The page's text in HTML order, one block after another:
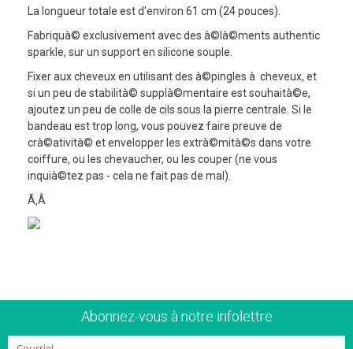
La longueur totale est d'environ 61 cm (24 pouces).
Fabriquà© exclusivement avec des à©là©ments authentic
sparkle, sur un support en silicone souple.
Fixer aux cheveux en utilisant des à©pingles à cheveux, et
si un peu de stabilità© supplà©mentaire est souhaità©e,
ajoutez un peu de colle de cils sous la pierre centrale. Si le
bandeau est trop long, vous pouvez faire preuve de
crà©atività© et envelopper les extrà©mità©s dans votre
coiffure, ou les chevaucher, ou les couper (ne vous
inquià©tez pas - cela ne fait pas de mal).
Ã‚Â
Abonnez-vous à notre infolettre